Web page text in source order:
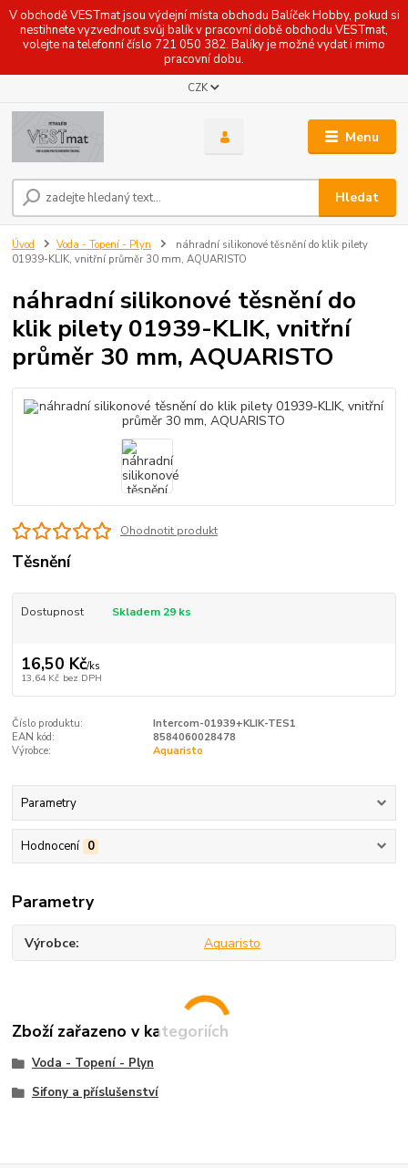
V obchodě VESTmat jsou výdejní místa obchodu Balíček Hobby, pokud si
nestihnete vyzvednout svůj balík v pracovní době obchodu VESTmat,
volejte na telefonní číslo 721 050 382. Balíky je možné vydat i mimo
pracovní dobu.
Menu
CZK
Hledat
Úvod Voda - Topení - Plyn
náhradní silikonové těsnění do klik pilety
01939-KLIK, vnitřní průměr 30 mm, AQUARISTO
náhradní silikonové těsnění do
klik pilety 01939-KLIK, vnitřní
průměr 30 mm, AQUARISTO
Ohodnotit produkt
Těsnění
Dostupnost Skladem 29 ks
16,50 Kč/ks
13,64 Kč bez DPH
Číslo produktu:
Intercom-01939+KLIK-TES1
EAN kód:
8584060028478
Výrobce:
Aquaristo
Parametry
Hodnocení 0
Parametry
Výrobce Aquaristo
Zboží zařazeno v kategoriích
Voda - Topení - Plyn
Sifony a příslušenství